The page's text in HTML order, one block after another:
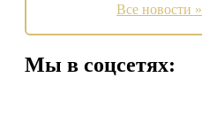
Все новости »
Мы в соцсетях: